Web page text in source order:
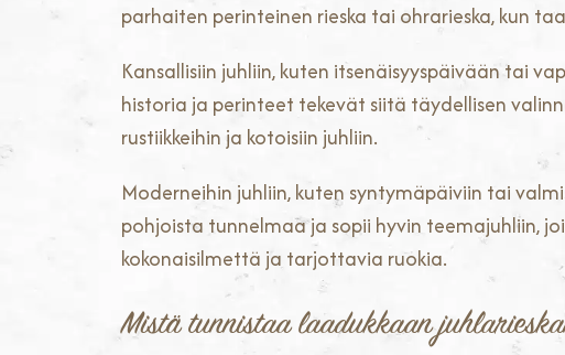
parhaiten perinteinen rieska tai ohrarieska, kun
Kansallisiin juhliin, kuten itsenäisyyspäivään tai
historia ja perinteet tekevät siitä täydellisen
rustiikkeihin ja kotoisiin juhliin.
Moderneihin juhliin, kuten syntymäpäiviin tai
pohjoista tunnelmaa ja sopii hyvin teemajuhliin,
kokonaisilmettä ja tarjottavia ruokia.
Mistä tunnistaa laadukkaan